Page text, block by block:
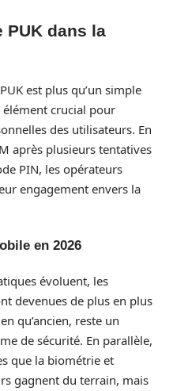
dans la
est plus qu’un simple
crucial pour
des utilisateurs. En
après plusieurs tentatives
PIN, les opérateurs
engagement envers la
en 2026
évoluent, les
devenues de plus en plus
qu’ancien, reste un
de sécurité. En parallèle,
que la biométrie et
gagnent du terrain, mais